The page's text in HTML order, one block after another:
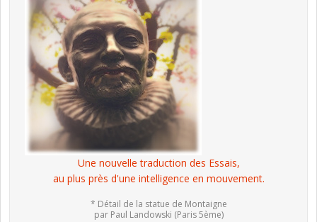
Une nouvelle traduction des Essais,
au plus près d'une intelligence en mouvement.
* Détail de la statue de Montaigne
par Paul Landowski (Paris 5ème)